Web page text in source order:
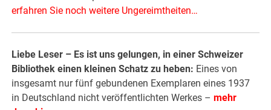
erfahren Sie noch weitere Ungereimtheiten…
Liebe Leser – Es ist uns gelungen, in einer Schweizer
Bibliothek einen kleinen Schatz zu heben: Eines von
insgesamt nur fünf gebundenen Exemplaren eines 1937
in Deutschland nicht veröffentlichten Werkes – mehr